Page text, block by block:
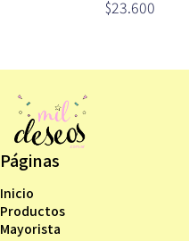
$23.600
Páginas
Inicio
Productos
Mayorista